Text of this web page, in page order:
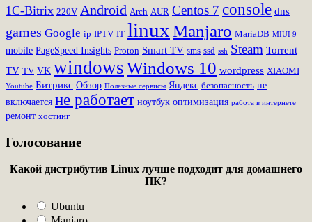
1C-Bitrix 220V Android Arch AUR Centos 7 console dns
games Google ip IPTV IT linuxManjaro MariaDB MIUI 9
mobile PageSpeed Insights Proton Smart TV sms ssd ssh Steam Torrent
TV TV VK windowsWindows 10 wordpress XIAOMI
Youtube Битрикс Обзор Полезные сервисы Яндекс безопасность не
включается не работает ноутбук оптимизация работа в интернете
ремонт хостинг
Голосование
Какой дистрибутив Linux лучше подходит для домашнего
ПК?
Ubuntu